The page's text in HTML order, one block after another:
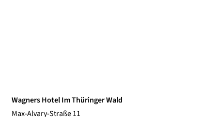
Wagners Hotel Im Thüringer Wald
Max-Alvary-Straße 11